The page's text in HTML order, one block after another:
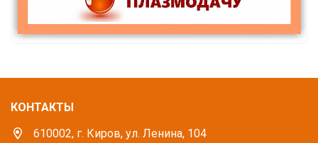
КОНТАКТЫ
610002, г. Киров, ул. Ленина, 104